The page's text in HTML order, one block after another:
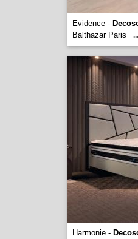
Evidence -
Balthazar Paris
...
Harmonie -